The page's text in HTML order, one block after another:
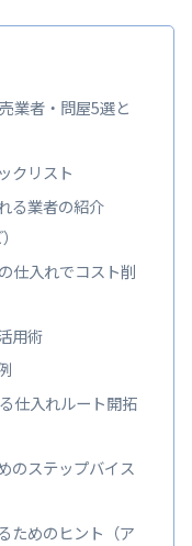
業者・問屋5選と
クリスト
る業者の紹介
仕入れでコスト削
用術
仕入れルート開拓
ステップバイス
めのヒント（ア